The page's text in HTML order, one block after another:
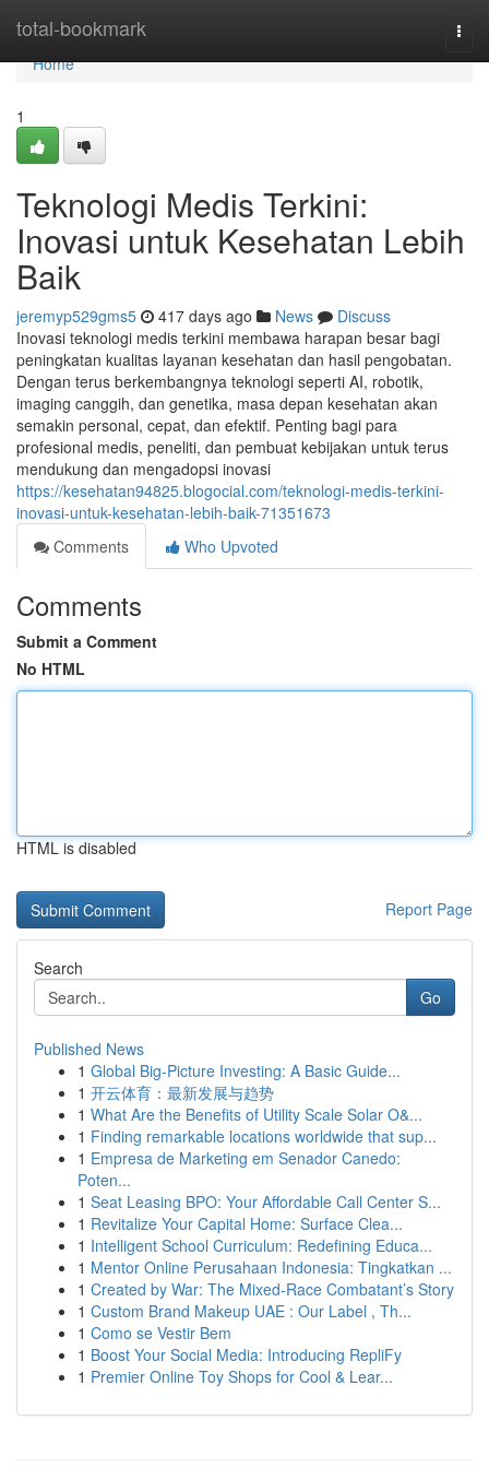
total-bookmark
Home
Home
1
Teknologi Medis Terkini:
Inovasi untuk Kesehatan Lebih
Baik
jeremyp529gms5 417 days ago News
Discuss
Inovasi teknologi medis terkini membawa harapan besar bagi
peningkatan kualitas layanan kesehatan dan hasil pengobatan.
Dengan terus berkembangnya teknologi seperti AI, robotik,
imaging canggih, dan genetika, masa depan kesehatan akan
semakin personal, cepat, dan efektif. Penting bagi para
profesional medis, peneliti, dan pembuat kebijakan untuk terus
mendukung dan mengadopsi inovasi
https://kesehatan94825.blogocial.com/teknologi-medis-terkini-
inovasi-untuk-kesehatan-lebih-baik-71351673
Comments
Who Upvoted
Comments
Submit a Comment
No HTML
HTML is disabled
Report Page
Search
Go
Published News
1 Global Big-Picture Investing: A Basic Guide...
1 开云体育：最新发展与趋势
1 What Are the Benefits of Utility Scale Solar O&...
1 Finding remarkable locations worldwide that sup...
1 Empresa de Marketing em Senador Canedo:
Poten...
1 Seat Leasing BPO: Your Affordable Call Center S...
1 Revitalize Your Capital Home: Surface Clea...
1 Intelligent School Curriculum: Redefining Educa...
1 Mentor Online Perusahaan Indonesia: Tingkatkan ...
1 Created by War: The Mixed-Race Combatant’s Story
1 Custom Brand Makeup UAE : Our Label , Th...
1 Como se Vestir Bem
1 Boost Your Social Media: Introducing RepliFy
1 Premier Online Toy Shops for Cool & Lear...